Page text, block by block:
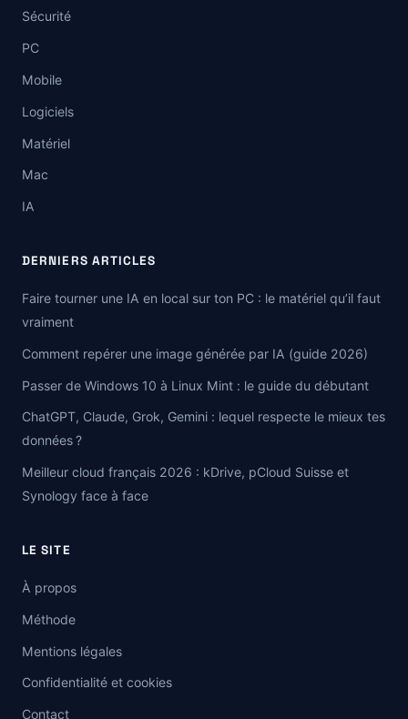
Sécurité
PC
Mobile
Logiciels
Matériel
Mac
IA
DERNIERS ARTICLES
Faire tourner une IA en local sur ton PC : le matériel qu’il faut
vraiment
Comment repérer une image générée par IA (guide 2026)
Passer de Windows 10 à Linux Mint : le guide du débutant
ChatGPT, Claude, Grok, Gemini : lequel respecte le mieux tes
données ?
Meilleur cloud français 2026 : kDrive, pCloud Suisse et
Synology face à face
LE SITE
À propos
Méthode
Mentions légales
Confidentialité et cookies
Contact